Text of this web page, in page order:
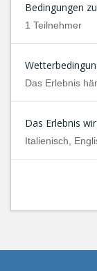
Bedingungen
1 Teilnehmer
Das Erlebnis
Das Erlebnis
Italienisch,